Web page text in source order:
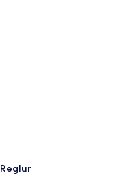
Reglur